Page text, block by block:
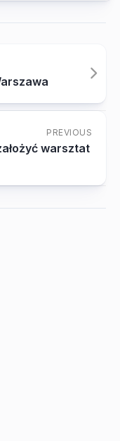
PREVIOUS
warsztat